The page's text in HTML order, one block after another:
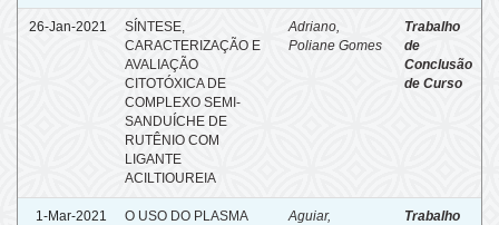
26-Jan-2021
SÍNTESE,
CARACTERIZAÇÃO E
AVALIAÇÃO
CITOTÓXICA DE
COMPLEXO SEMI-
SANDUÍCHE DE
RUTÊNIO COM
LIGANTE
ACILTIOUREIA
Adriano,
Poliane Gomes
Trabalho
de
Conclusão
de Curso
1-Mar-2021
O USO DO PLASMA
Aguiar,
Trabalho